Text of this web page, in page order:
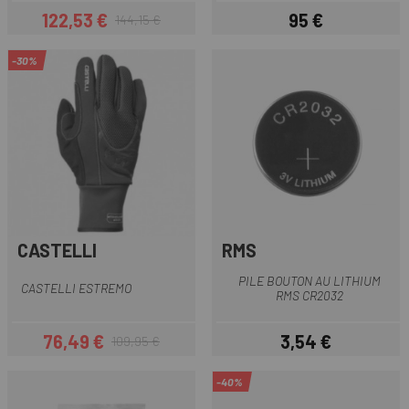
Prix
122,53 €Prix habituel
144,15 €
Prix
95 €
-30%
CASTELLI
CASTELLI ESTREMO
Prix
76,49 €Prix habituel
109,95 €
RMS
PILE BOUTON AU LITHIUM
RMS CR2032
Prix
3,54 €
-40%